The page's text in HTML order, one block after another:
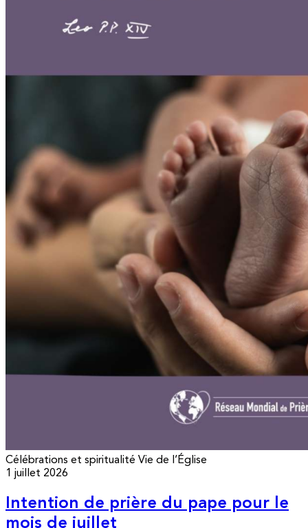
Célébrations et spiritualité Vie de l’Église
1 juillet 2026
Intention de prière du pape pour le
mois de juillet